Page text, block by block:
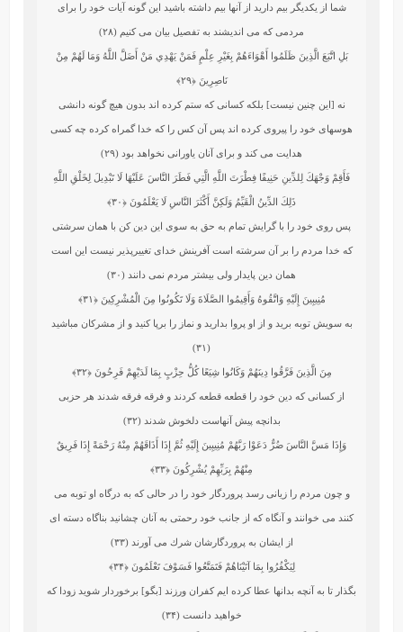
شما از يكديگر بيم داريد از آنها بيم داشته باشيد اين گونه آيات خود را براى
مردمى كه مى‏ انديشند به تفصيل بيان مى ‏كنيم (۲۸)
بَلِ اتَّبَعَ الَّذِينَ ظَلَمُوا أَهْوَاءَهُمْ بِغَيْرِ عِلْمٍ فَمَنْ يَهْدِي مَنْ أَضَلَّ اللَّهُ وَمَا لَهُمْ مِنْ
نَاصِرِينَ﴿۲۹﴾
نه [اين چنين نيست] بلكه كسانى كه ستم كرده‏ اند بدون هيچ گونه دانشى
هوسهاى خود را پيروى كرده‏ اند پس آن كس را كه خدا گمراه كرده چه كسى
هدايت مى ‏كند و براى آنان ياورانى نخواهد بود (۲۹)
فَأَقِمْ وَجْهَكَ لِلدِّينِ حَنِيفًا فِطْرَتَ اللَّهِ الَّتِي فَطَرَ النَّاسَ عَلَيْهَا لَا تَبْدِيلَ لِخَلْقِ اللَّهِ
ذَلِكَ الدِّينُ الْقَيِّمُ وَلَكِنَّ أَكْثَرَ النَّاسِ لَا يَعْلَمُونَ ﴿۳۰﴾
پس روى خود را با گرايش تمام به حق به سوى اين دين كن با همان سرشتى
كه خدا مردم را بر آن سرشته است آفرينش خداى تغييرپذير نيست اين است
همان دين پايدار ولى بيشتر مردم نمى‏ دانند (۳۰)
مُنِيبِينَ إِلَيْهِ وَاتَّقُوهُ وَأَقِيمُوا الصَّلَاةَ وَلَا تَكُونُوا مِنَ الْمُشْرِكِينَ﴿۳۱﴾
به سويش توبه بريد و از او پروا بداريد و نماز را برپا كنيد و از مشركان مباشيد
(۳۱)
مِنَ الَّذِينَ فَرَّقُوا دِينَهُمْ وَكَانُوا شِيَعًا كُلُّ حِزْبٍ بِمَا لَدَيْهِمْ فَرِحُونَ﴿۳۲﴾
از كسانى كه دين خود را قطعه قطعه كردند و فرقه فرقه شدند هر حزبى
بدانچه پيش آنهاست دلخوش شدند (۳۲)
وَإِذَا مَسَّ النَّاسَ ضُرٌّ دَعَوْا رَبَّهُمْ مُنِيبِينَ إِلَيْهِ ثُمَّ إِذَا أَذَاقَهُمْ مِنْهُ رَحْمَةً إِذَا فَرِيقٌ
مِنْهُمْ بِرَبِّهِمْ يُشْرِكُونَ ﴿۳۳﴾
و چون مردم را زيانى رسد پروردگار خود را در حالى كه به درگاه او توبه مى
كنند مى‏ خوانند و آنگاه كه از جانب خود رحمتى به آنان چشانيد بناگاه دسته‏ اى
از ايشان به پروردگارشان شرك مى ‏آورند (۳۳)
لِيَكْفُرُوا بِمَا آتَيْنَاهُمْ فَتَمَتَّعُوا فَسَوْفَ تَعْلَمُونَ﴿۳۴﴾
بگذار تا به آنچه بدانها عطا كرده‏ ايم كفران ورزند [بگو] برخوردار شويد زودا كه
خواهيد دانست (۳۴)